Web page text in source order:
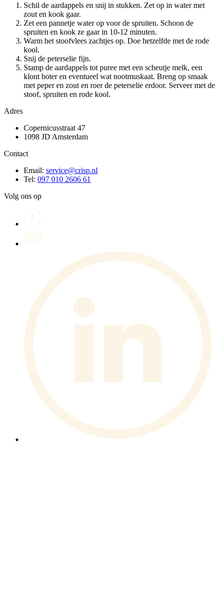
Schil de aardappels en snij in stukken. Zet op in water met
zout en kook gaar.
Zet een pannetje water op voor de spruiten. Schoon de
spruiten en kook ze gaar in 10-12 minuten.
Warm het stoofvlees zachtjes op. Doe hetzelfde met de rode
kool.
Snij de peterselie fijn.
Stamp de aardappels tot puree met een scheutje melk, een
klont boter en eventueel wat nootmuskaat. Breng op smaak
met peper en zout en roer de peterselie erdoor. Serveer met de
stoof, spruiten en rode kool.
Adres
Copernicusstraat 47
1098 JD Amsterdam
Contact
Email: service@crisp.nl
Tel: 097 010 2606 61
Volg ons op